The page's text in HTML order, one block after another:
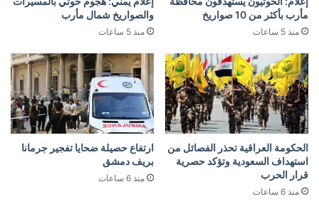
مأرب بأكثر من 10 صواريخ
منذ 5 ساعات
والصواريخ شمال مأرب
منذ 5 ساعات
الحكومة العراقية تحذر الفصائل من
استهداف السعودية وتؤكد حصرية
قرار الحرب
منذ 6 ساعات
ارتفاع حصيلة ضحايا تفجير جرمانا
بريف دمشق
منذ 6 ساعات